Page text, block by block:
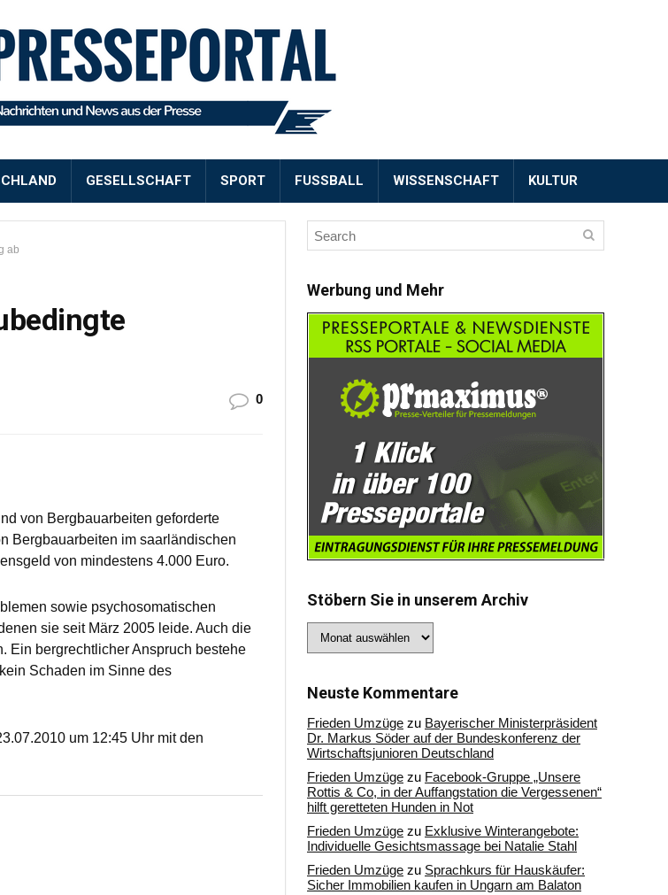
GESELLSCHAFT SPORT FUSSBALL WISSENSCHAFT KULTUR
ab
0
von Bergbauarbeiten geforderte
Bergbauarbeiten im saarländischen
von mindestens 4.000 Euro.
sowie psychosomatischen
sie seit März 2005 leide. Auch die
Ein bergrechtlicher Anspruch bestehe
Schaden im Sinne des
um 12:45 Uhr mit den
Werbung und Mehr
Stöbern Sie in unserem Archiv
Sie
Archiv
Neuste Kommentare
Frieden Umzüge zu Bayerischer Ministerpräsident
Dr. Markus Söder auf der Bundeskonferenz der
Wirtschaftsjunioren Deutschland
Frieden Umzüge zu Facebook-Gruppe „Unsere
Rottis & Co, in der Auffangstation die Vergessenen“
hilft geretteten Hunden in Not
Frieden Umzüge zu Exklusive Winterangebote:
Individuelle Gesichtsmassage bei Natalie Stahl
Frieden Umzüge zu Sprachkurs für Hauskäufer:
Sicher Immobilien kaufen in Ungarn am Balaton